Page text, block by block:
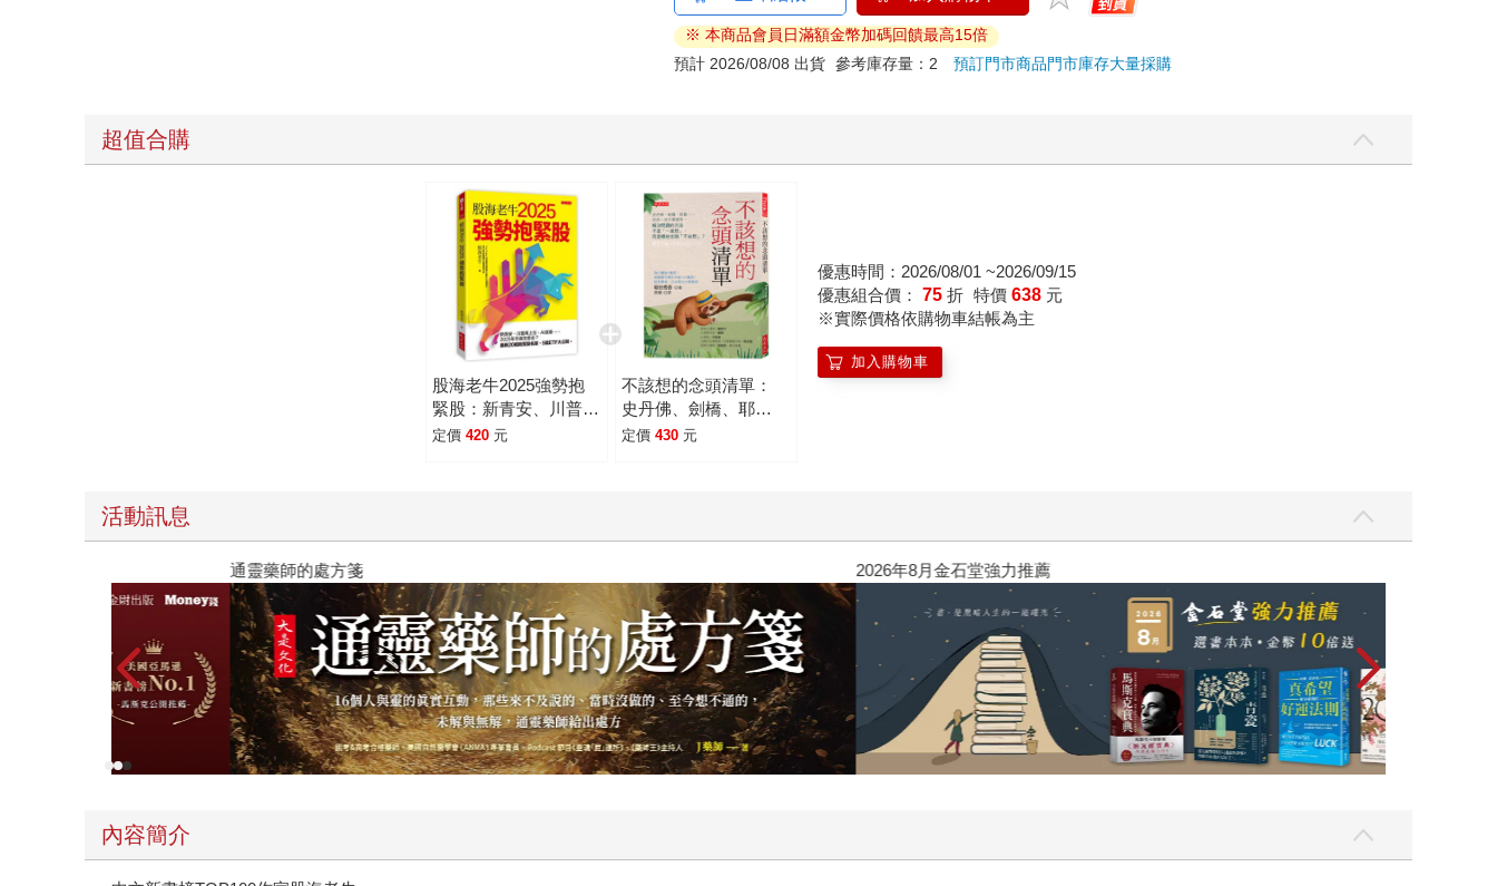
※ 本商品會員日滿額金幣加碼回饋最高15倍
預計 2026/08/08 出貨 參考庫存量：2預訂門市商品門市庫存大量採購
超值合購
股海老牛2025強勢抱
緊股：新青安、川普再
上位、AI浪潮……
定價 420 元
不該想的念頭清單：
史丹佛、劍橋、耶
魯……世界一流大學證
定價 430 元
優惠時間：2026/08/01 ~2026/09/15
優惠組合價： 75 折 特價 638 元
※實際價格依購物車結帳為主
加入購物車
活動訊息
通靈藥師的處方箋 2026年8月金石堂強力推薦
內容簡介